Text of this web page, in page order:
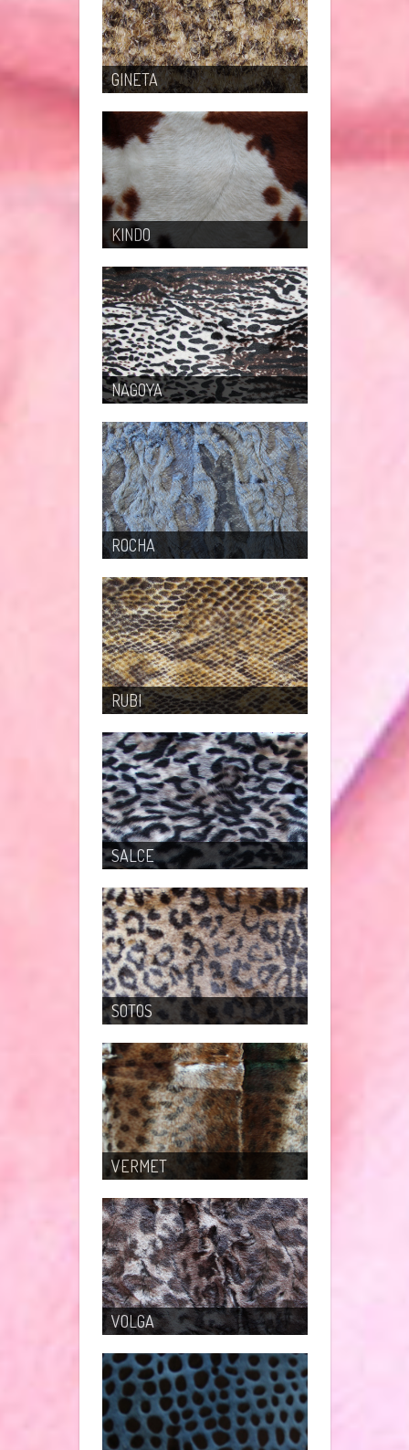
GINETA
KINDO
NAGOYA
ROCHA
RUBI
SALCE
SOTOS
VERMET
VOLGA